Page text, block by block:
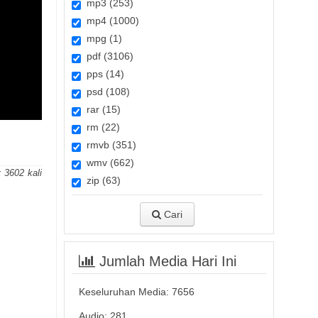
3602
mp3 (253)
mp4 (1000)
mpg (1)
pdf (3106)
pps (14)
psd (108)
rar (15)
rm (22)
rmvb (351)
wmv (662)
zip (63)
Cari
Jumlah Media Hari Ini
Keseluruhan Media: 7656